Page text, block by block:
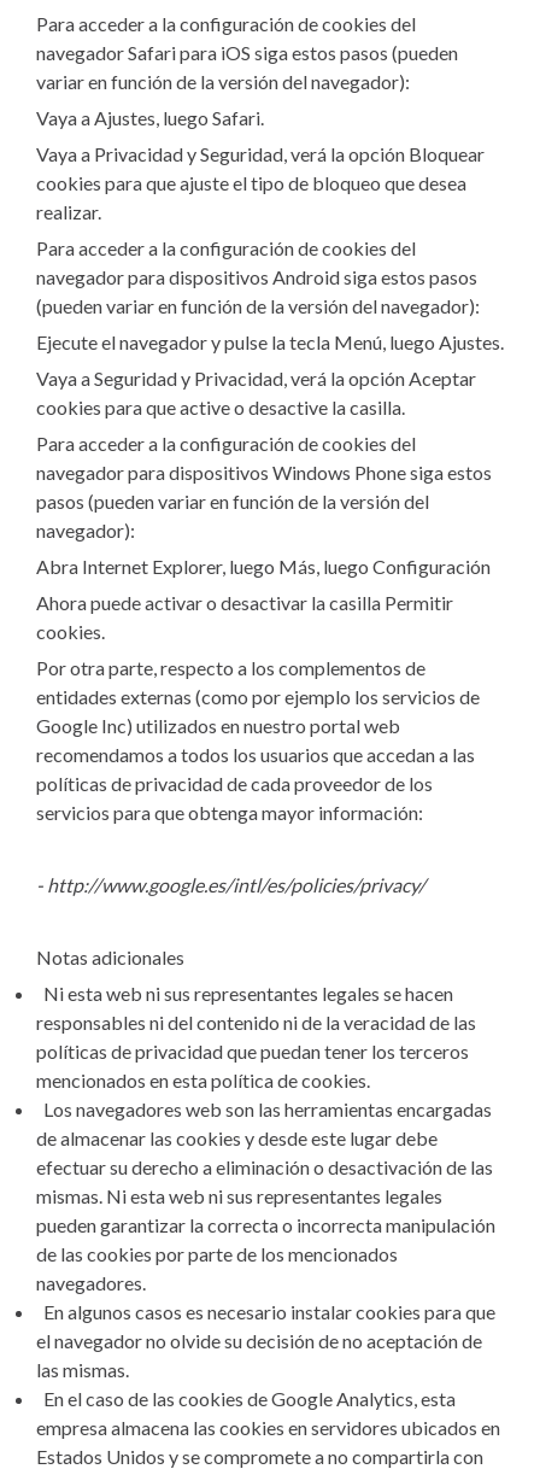
Para acceder a la configuración de cookies del
navegador Safari para iOS siga estos pasos (pueden
variar en función de la versión del navegador):
Vaya a Ajustes, luego Safari.
Vaya a Privacidad y Seguridad, verá la opción Bloquear
cookies para que ajuste el tipo de bloqueo que desea
realizar.
Para acceder a la configuración de cookies del
navegador para dispositivos Android siga estos pasos
(pueden variar en función de la versión del navegador):
Ejecute el navegador y pulse la tecla Menú, luego Ajustes.
Vaya a Seguridad y Privacidad, verá la opción Aceptar
cookies para que active o desactive la casilla.
Para acceder a la configuración de cookies del
navegador para dispositivos Windows Phone siga estos
pasos (pueden variar en función de la versión del
navegador):
Abra Internet Explorer, luego Más, luego Configuración
Ahora puede activar o desactivar la casilla Permitir
cookies.
Por otra parte, respecto a los complementos de
entidades externas (como por ejemplo los servicios de
Google Inc) utilizados en nuestro portal web
recomendamos a todos los usuarios que accedan a las
políticas de privacidad de cada proveedor de los
servicios para que obtenga mayor información:
- http://www.google.es/intl/es/policies/privacy/
Notas adicionales
Ni esta web ni sus representantes legales se hacen
responsables ni del contenido ni de la veracidad de las
políticas de privacidad que puedan tener los terceros
mencionados en esta política de cookies.
Los navegadores web son las herramientas encargadas
de almacenar las cookies y desde este lugar debe
efectuar su derecho a eliminación o desactivación de las
mismas. Ni esta web ni sus representantes legales
pueden garantizar la correcta o incorrecta manipulación
de las cookies por parte de los mencionados
navegadores.
En algunos casos es necesario instalar cookies para que
el navegador no olvide su decisión de no aceptación de
las mismas.
En el caso de las cookies de Google Analytics, esta
empresa almacena las cookies en servidores ubicados en
Estados Unidos y se compromete a no compartirla con